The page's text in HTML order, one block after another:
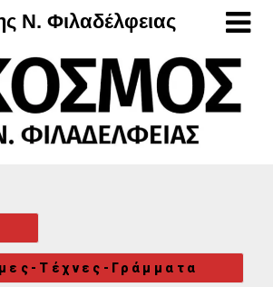
Ν. Φιλαδέλφειας
Τέχνες-Γράμματα